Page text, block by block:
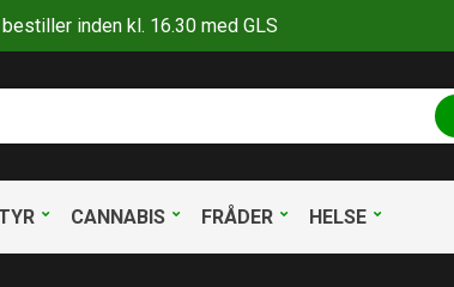
inden kl. 16.30 med GLS
CANNABIS FRÅDER HELSE